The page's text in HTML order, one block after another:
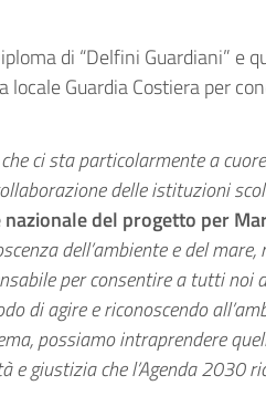
di “Delfini Guardiani” e
locale Guardia Costiera per
ci sta particolarmente a
delle istituzioni
del progetto per
dell’ambiente e del
per consentire a tutti noi
di agire e riconoscendo
possiamo intraprendere
giustizia che l’Agenda 2030